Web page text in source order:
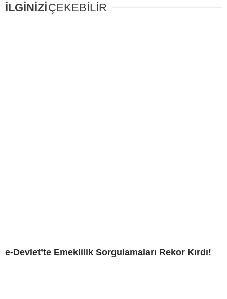
İLGİNİZİÇEKEBİLİR
e-Devlet’te Emeklilik Sorgulamaları Rekor Kırdı!